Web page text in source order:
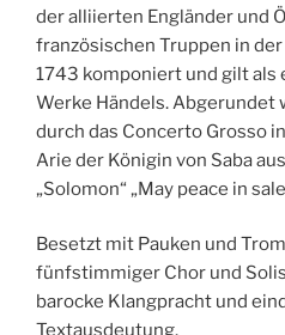
der alliierten Engländer und
französischen Truppen in
1743 komponiert und gilt als
Werke Händels. Abgerundet
durch das Concerto Grosso
Arie der Königin von Saba
„Solomon“ „May peace in
Besetzt mit Pauken und
fünfstimmiger Chor und
barocke Klangpracht und
Textausdeutung.